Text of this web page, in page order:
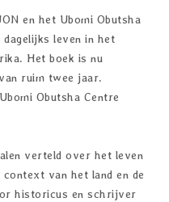
en het Ubomi Obutsha
leven in het
Het boek is nu
ruim twee jaar.
Obutsha Centre
verteld over het leven
van het land en de
historicus en schrijver